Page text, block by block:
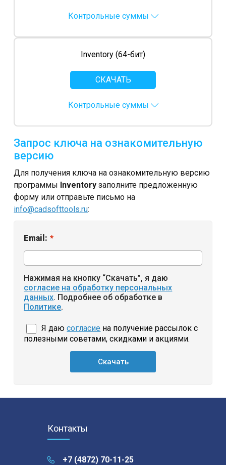
Наши клиенты
Контрольные суммы
Inventory (64-бит)
СКАЧАТЬ
Контрольные суммы
Запрос ключа на ознакомительную
версию
Для получения ключа на ознакомительную версию
программы Inventory заполните предложенную
форму или отправьте письмо на
info@cadsofttools.ru:
Email: *
Нажимая на кнопку “Скачать”, я даю
согласие на обработку персональных
данных. Подробнее об обработке в
Политике.
Я даюсогласие на получение рассылок с
полезными советами, скидками и акциями.
Контакты
+7 (4872) 70-11-25